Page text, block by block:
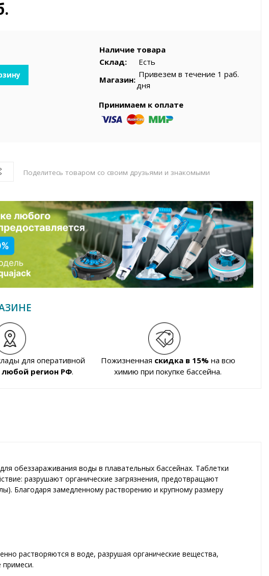
Наличие товара
Склад:
Есть
Магазин:
Привезем в течение 1 раб.
дня
Принимаем к оплате
Поделитесь товаром со своим друзьями и знакомыми
для оперативной
любой регион РФ.
Пожизненная скидка в 15% на всю
химию при покупке бассейна.
обеззараживания воды в плавательных бассейнах. Таблетки
разрушают органические загрязнения, предотвращают
Благодаря замедленному растворению и крупному размеру
растворяются в воде, разрушая органические вещества,